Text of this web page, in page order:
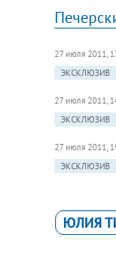
27 июля 2011,
ЭКСКЛЮЗИВ
27 июля 2011,
ЭКСКЛЮЗИВ
27 июля 2011,
ЭКСКЛЮЗИВ
ЮЛИЯ